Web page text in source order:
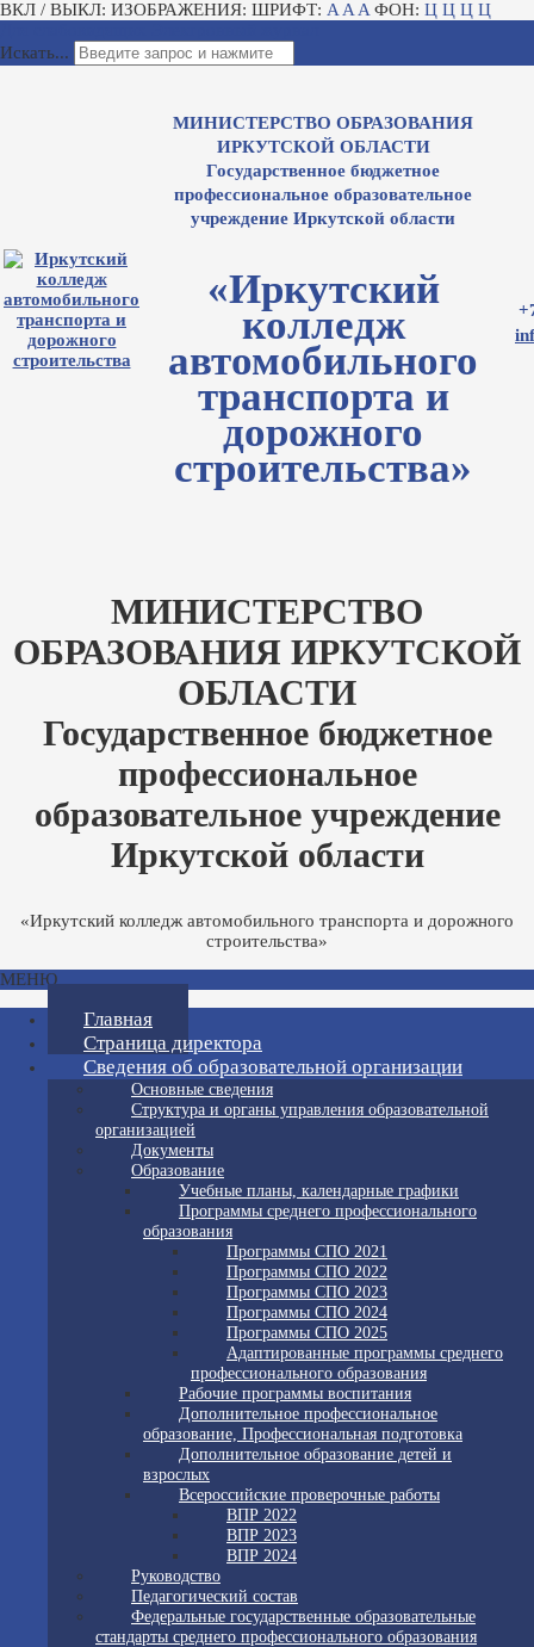
ВКЛ / ВЫКЛ: ИЗОБРАЖЕНИЯ: ШРИФТ: A A A ФОН: Ц Ц Ц Ц
Искать...
МИНИСТЕРСТВО ОБРАЗОВАНИЯ
ИРКУТСКОЙ ОБЛАСТИ
Государственное бюджетное
профессиональное образовательное
учреждение Иркутской области
«Иркутский
колледж
автомобильного
транспорта и
дорожного
строительства»
МИНИСТЕРСТВО
ОБРАЗОВАНИЯ ИРКУТСКОЙ
ОБЛАСТИ
Государственное бюджетное
профессиональное
образовательное учреждение
Иркутской области
«Иркутский колледж автомобильного транспорта и дорожного
строительства»
МЕНЮ
Главная
Страница директора
Сведения об образовательной организации
Основные сведения
Структура и органы управления образовательной
организацией
Документы
Образование
Учебные планы, календарные графики
Программы среднего профессионального
образования
Программы СПО 2021
Программы СПО 2022
Программы СПО 2023
Программы СПО 2024
Программы СПО 2025
Адаптированные программы среднего
профессионального образования
Рабочие программы воспитания
Дополнительное профессиональное
образование, Профессиональная подготовка
Дополнительное образование детей и
взрослых
Всероссийские проверочные работы
ВПР 2022
ВПР 2023
ВПР 2024
Руководство
Педагогический состав
Федеральные государственные образовательные
стандарты среднего профессионального образования